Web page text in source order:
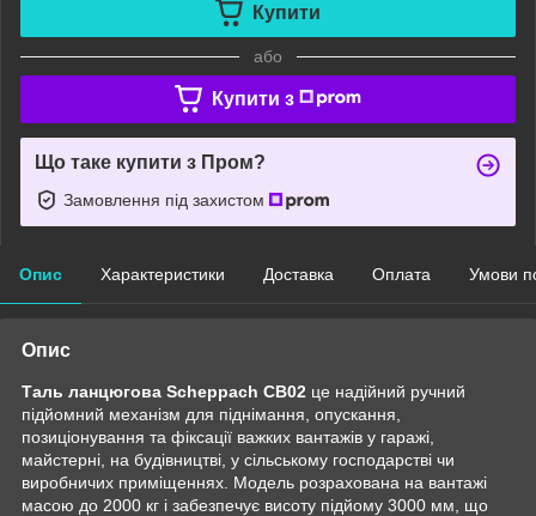
Купити
або
Купити з
Що таке купити з Пром?
Замовлення під захистом
Опис Характеристики Доставка Оплата Умови
Опис
Таль ланцюгова Scheppach CB02 це надійний ручний
підйомний механізм для піднімання, опускання,
позиціонування та фіксації важких вантажів у гаражі,
майстерні, на будівництві, у сільському господарстві чи
виробничих приміщеннях. Модель розрахована на вантажі
масою до 2000 кг і забезпечує висоту підйому 3000 мм, що